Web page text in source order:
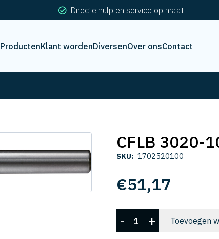
Directe hulp en service op maat.
ProductenKlant wordenDiversenOver onsContact
CFLB 3020-
SKU: 1702520100
€51,17
CFLB
3020-
- + Toevoegen